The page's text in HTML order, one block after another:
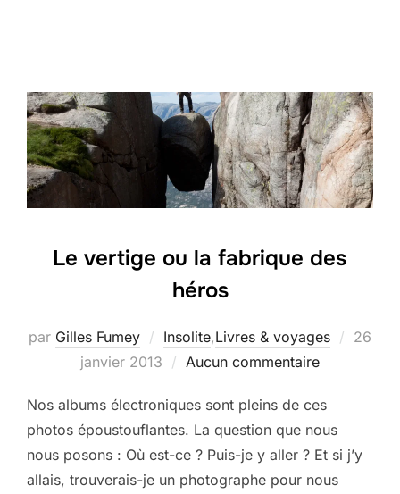
Le vertige ou la fabrique des
héros
par Gilles Fumey Insolite,Livres & voyages
Publié
26
janvier 2013
Aucun commentaire
Nos albums électroniques sont pleins de ces
photos époustouflantes. La question que nous
nous posons : Où est-ce ? Puis-je y aller ? Et si j’y
allais, trouverais-je un photographe pour nous